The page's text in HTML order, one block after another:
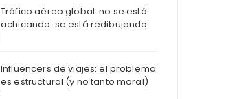
Tráfico aéreo global: no se está
achicando: se está redibujando
Influencers de viajes: el problema
es estructural (y no tanto moral)